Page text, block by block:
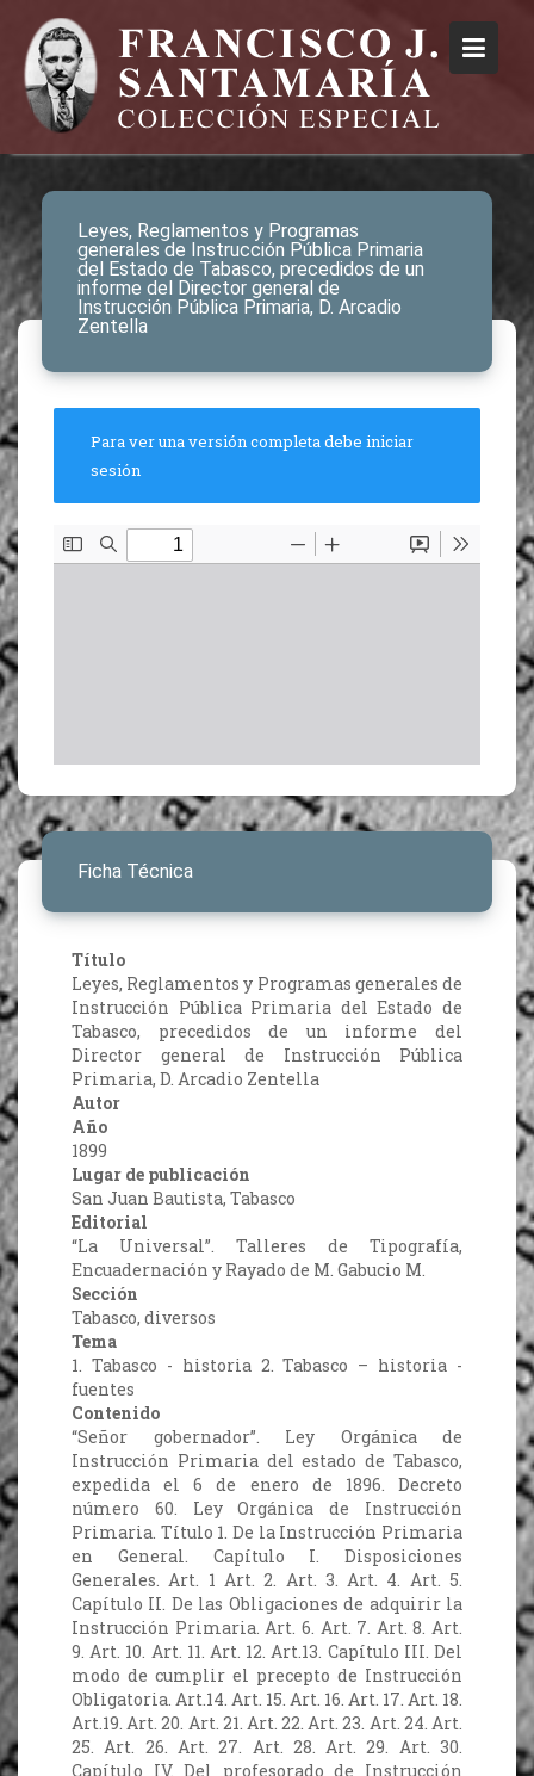
Leyes, Reglamentos y Programas
generales de Instrucción Pública Primaria
del Estado de Tabasco, precedidos de un
informe del Director general de
Instrucción Pública Primaria, D. Arcadio
Zentella
Para ver una versión completa debe iniciar
sesión
Ficha Técnica
Título
Leyes, Reglamentos y Programas generales de
Instrucción Pública Primaria del Estado de
Tabasco, precedidos de un informe del
Director general de Instrucción Pública
Primaria, D. Arcadio Zentella
Autor
Año
1899
Lugar de publicación
San Juan Bautista, Tabasco
Editorial
“La Universal”. Talleres de Tipografía,
Encuadernación y Rayado de M. Gabucio M.
Sección
Tabasco, diversos
Tema
1. Tabasco - historia 2. Tabasco – historia -
fuentes
Contenido
“Señor gobernador”. Ley Orgánica de
Instrucción Primaria del estado de Tabasco,
expedida el 6 de enero de 1896. Decreto
número 60. Ley Orgánica de Instrucción
Primaria. Título 1. De la Instrucción Primaria
en General. Capítulo I. Disposiciones
Generales. Art. 1 Art. 2. Art. 3. Art. 4. Art. 5.
Capítulo II. De las Obligaciones de adquirir la
Instrucción Primaria. Art. 6. Art. 7. Art. 8. Art.
9. Art. 10. Art. 11. Art. 12. Art.13. Capítulo III. Del
modo de cumplir el precepto de Instrucción
Obligatoria. Art.14. Art. 15. Art. 16. Art. 17. Art. 18.
Art.19. Art. 20. Art. 21. Art. 22. Art. 23. Art. 24. Art.
25. Art. 26. Art. 27. Art. 28. Art. 29. Art. 30.
Capítulo IV. Del profesorado de Instrucción